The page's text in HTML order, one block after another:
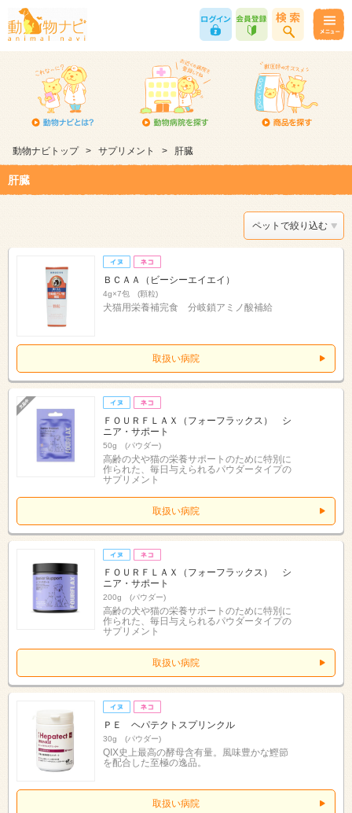
動物ナビトップ > サプリメント > 肝臓
肝臓
ペットで絞り込む
ＢＣＡＡ（ビーシーエイエイ）
4g×7包 (顆粒)
犬猫用栄養補完食 分岐鎖アミノ酸補給
取扱い病院
ＦＯＵＲＦＬＡＸ（フォーフラックス） シ
ニア・サポート
50g (パウダー)
高齢の犬や猫の栄養サポートのために特別に
作られた、毎日与えられるパウダータイプの
サプリメント
取扱い病院
ＦＯＵＲＦＬＡＸ（フォーフラックス） シ
ニア・サポート
200g (パウダー)
高齢の犬や猫の栄養サポートのために特別に
作られた、毎日与えられるパウダータイプの
サプリメント
取扱い病院
ＰＥ ヘパテクトスプリンクル
30g (パウダー)
QIX史上最高の酵母含有量。風味豊かな鰹節
を配合した至極の逸品。
取扱い病院